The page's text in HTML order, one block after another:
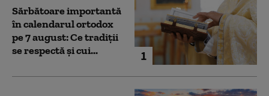
1
Sărbătoare importantă
în calendarul ortodox
pe 7 august: Ce tradiții
se respectă și cui...